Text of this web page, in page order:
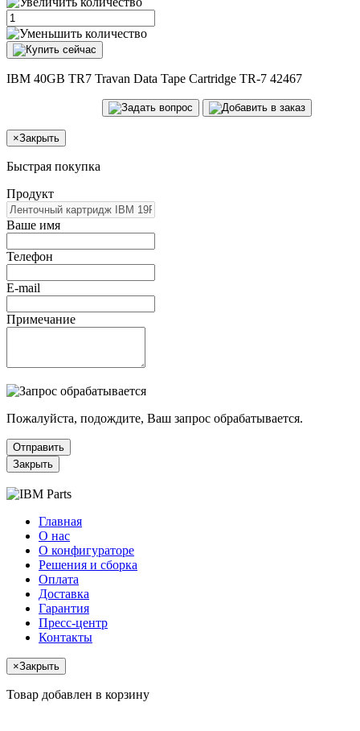
IBM 40GB TR7 Travan Data Tape Cartridge TR-7 42467
×Закрыть
Быстрая покупка
Продукт
Ваше имя
Телефон
E-mail
Примечание
Пожалуйста, подождите, Ваш запрос обрабатывается.
Отправить
Закрыть
Главная
О нас
О конфигураторе
Решения и сборка
Оплата
Доставка
Гарантия
Пресс-центр
Контакты
×Закрыть
Товар добавлен в корзину